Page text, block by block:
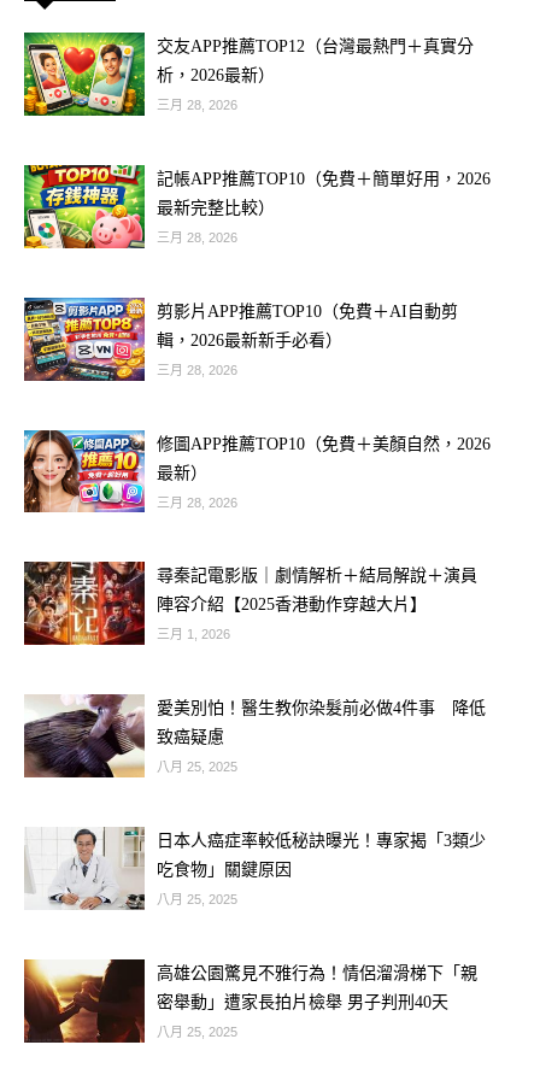
交友APP推薦TOP12（台灣最熱門＋真實分
析，2026最新）
三月 28, 2026
記帳APP推薦TOP10（免費＋簡單好用，2026
最新完整比較）
三月 28, 2026
剪影片APP推薦TOP10（免費＋AI自動剪
輯，2026最新新手必看）
三月 28, 2026
修圖APP推薦TOP10（免費＋美顏自然，2026
最新）
三月 28, 2026
尋秦記電影版｜劇情解析＋結局解說＋演員
陣容介紹【2025香港動作穿越大片】
三月 1, 2026
愛美別怕！醫生教你染髮前必做4件事 降低
致癌疑慮
八月 25, 2025
日本人癌症率較低秘訣曝光！專家揭「3類少
吃食物」關鍵原因
八月 25, 2025
高雄公園驚見不雅行為！情侶溜滑梯下「親
密舉動」遭家長拍片檢舉 男子判刑40天
八月 25, 2025